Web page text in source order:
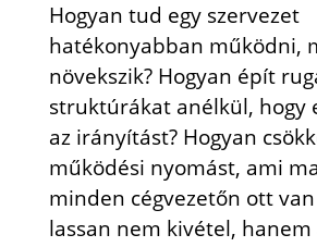
Hogyan tud egy szervezet
hatékonyabban működni,
növekszik? Hogyan épít
struktúrákat anélkül, hogy
az irányítást? Hogyan
működési nyomást, ami
minden cégvezetőn ott
lassan nem kivétel,